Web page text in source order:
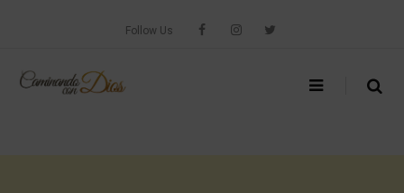
Follow Us